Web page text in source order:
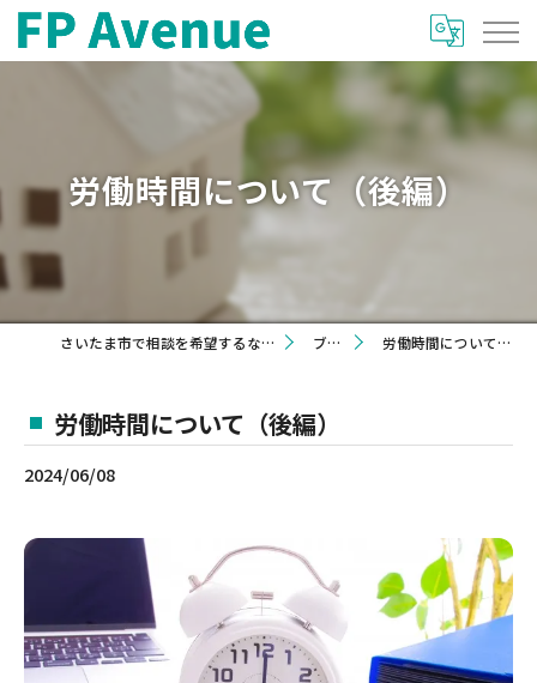
労働時間について（後編）
さいたま市で相談を希望するならFP Avenue ブログ 労働時間について（後編）
労働時間について（後編）
2024/06/08